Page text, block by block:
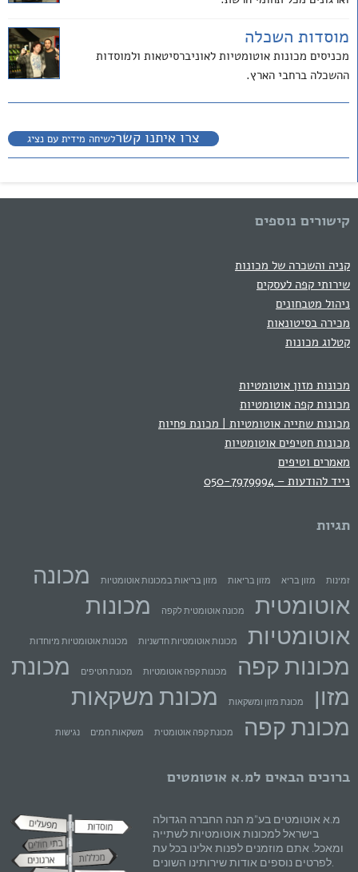
מוסדות השכלה
מכניסים מכונות אוטומטיות לאוניברסיטאות ולמוסדות
ההשכלה ברחבי הארץ.
צרו איתנו קשרלשיחה מידית עם נציג
קישורים נוספים
קניה והשכרה של מכונות
שירותי קפה לעסקים
ניהול מטבחונים
מכירה בסיטונאות
קטלוג מכונות
מכונות מזון אוטומטיות
מכונות קפה אוטומטיות
מכונות שתייה אוטומטיות | מכונת פחיות
מכונות חטיפים אוטומטיות
מאמרים וטיפים
נייד להודעות – 050-7979994
תגיות
זמינות מזון בריא מזון בריאות מזון בריאות במכונות אוטומטיות
מכונה
אוטומטית
מכונה אוטומטית לקפה
מכונות
אוטומטיות
מכונות אוטומטיות חדשניות מכונות אוטומטיות מיוחדות
מכונות קפה מכונות קפה אוטומטיות מכונת חטיפים
מכונת
מזון
מכונת מזון ומשקאות
מכונת משקאות
מכונת קפה
מכונת קפה אוטומטית משקאות חמים נגישות
ברוכים הבאים למ.א אוטומטים
מ.א אוטומטים בע"מ הנה החברה הגדולה
בישראל למכונות אוטומטיות לשתייה
ומאכל. אתם מוזמנים לפנות אלינו בכל עת